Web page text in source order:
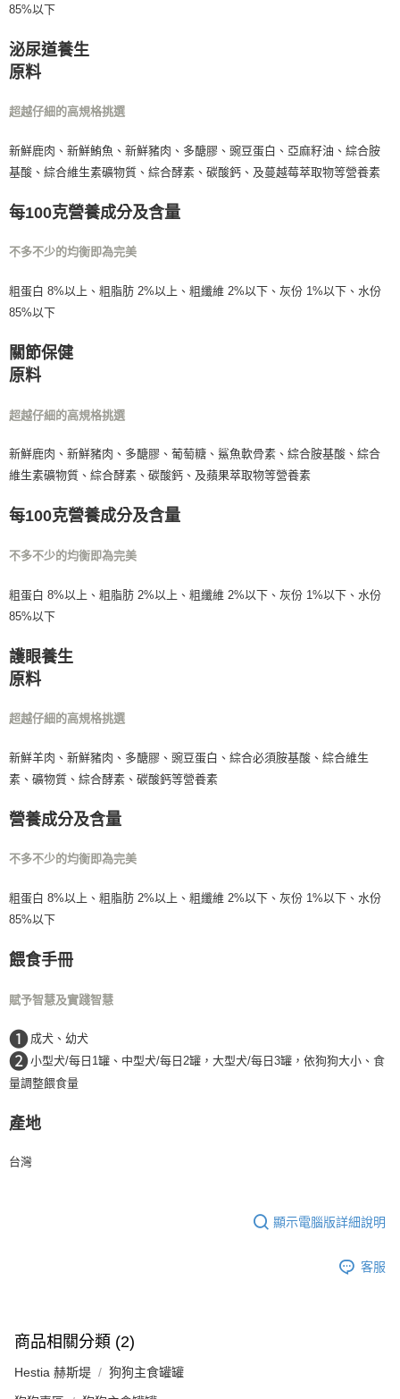
85%以下
泌尿道養生
原料
超越仔細的高規格挑選
新鮮鹿肉、新鮮鮪魚、新鮮豬肉、多醣膠、豌豆蛋白、亞麻籽油、綜合胺
基酸、綜合維生素礦物質、綜合酵素、碳酸鈣、及蔓越莓萃取物等營養素
每100克營養成分及含量
不多不少的均衡即為完美
粗蛋白 8%以上、粗脂肪 2%以上、粗纖維 2%以下、灰份 1%以下、水份
85%以下
關節保健
原料
超越仔細的高規格挑選
新鮮鹿肉、新鮮豬肉、多醣膠、葡萄糖、鯊魚軟骨素、綜合胺基酸、綜合
維生素礦物質、綜合酵素、碳酸鈣、及蘋果萃取物等營養素
每100克營養成分及含量
不多不少的均衡即為完美
粗蛋白 8%以上、粗脂肪 2%以上、粗纖維 2%以下、灰份 1%以下、水份
85%以下
護眼養生
原料
超越仔細的高規格挑選
新鮮羊肉、新鮮豬肉、多醣膠、豌豆蛋白、綜合必須胺基酸、綜合維生
素、礦物質、綜合酵素、碳酸鈣等營養素
營養成分及含量
不多不少的均衡即為完美
粗蛋白 8%以上、粗脂肪 2%以上、粗纖維 2%以下、灰份 1%以下、水份
85%以下
餵食手冊
賦予智慧及實踐智慧
❶ 成犬、幼犬
❷小型犬/每日1罐、中型犬/每日2罐，大型犬/每日3罐，依狗狗大小、食
量調整餵食量
產地
台灣
顯示電腦版詳細說明
客服
商品相關分類 (2)
Hestia 赫斯堤 狗狗主食罐罐